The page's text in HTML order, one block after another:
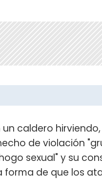
caldero
de violación
sexual" y su
forma de que los